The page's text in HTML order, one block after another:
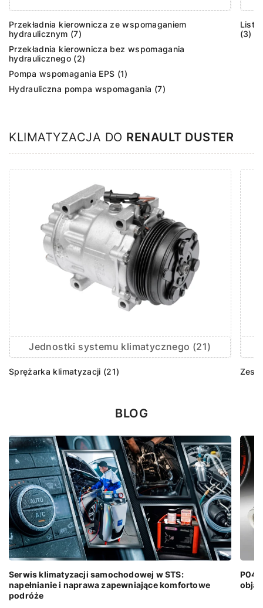
Przekładnia kierownicza ze wspomaganiem
hydraulicznym (7)
Przekładnia kierownicza bez wspomagania
hydraulicznego (2)
Pompa wspomagania EPS (1)
Hydrauliczna pompa wspomagania (7)
(3)
KLIMATYZACJA DO RENAULT DUSTER
Jednostki systemu klimatycznego (21)
Sprężarka klimatyzacji (21)
BLOG
Serwis klimatyzacji samochodowej w STS:
napełnianie i naprawa zapewniające komfortowe
podróże